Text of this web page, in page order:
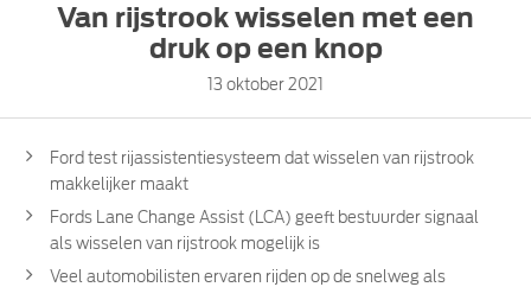
Van rijstrook wisselen met een
druk op een knop
13 oktober 2021
Ford test rijassistentiesysteem dat wisselen van rijstrook
makkelijker maakt
Fords Lane Change Assist (LCA) geeft bestuurder signaal
als wisselen van rijstrook mogelijk is
Veel automobilisten ervaren rijden op de snelweg als